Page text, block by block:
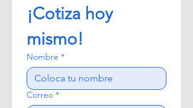
¡Cotiza hoy
mismo!
Nombre *
Correo *